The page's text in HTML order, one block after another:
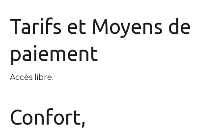
Tarifs et Moyens de
paiement
Accès libre.
Confort,